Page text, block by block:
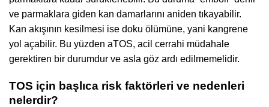
ve parmaklara giden kan damarlarını aniden tıkayabilir.
Kan akışının kesilmesi ise doku ölümüne, yani kangrene
yol açabilir. Bu yüzden aTOS, acil cerrahi müdahale
gerektiren bir durumdur ve asla göz ardı edilmemelidir.
TOS için başlıca risk faktörleri ve nedenleri
nelerdir?